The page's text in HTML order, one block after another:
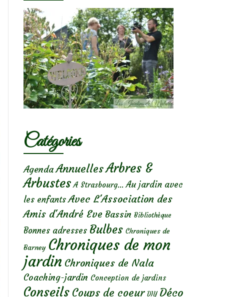
Catégories
Agenda AnnuellesArbres &
Arbustes A Strasbourg... Au jardin avec
les enfants Avec L'Association des
Amis d'André Eve Bassin Bibliothèque
Bonnes adresses Bulbes Chroniques de
Barney Chroniques de mon
jardin Chroniques de Nala
Coaching-jardin Conception de jardins
Conseils Coups de coeur DIY Déco